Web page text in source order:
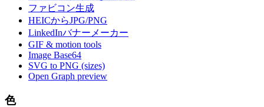
ファビコン生成
HEICからJPG/PNG
LinkedInバナーメーカー
GIF & motion tools
Image Base64
SVG to PNG (sizes)
Open Graph preview
色